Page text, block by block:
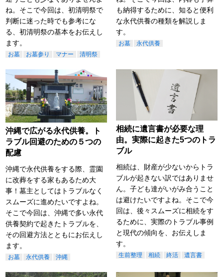
ね。そこで今回は、初清明祭で
判断に迷った時でも参考にな
る、初清明祭の基本をお伝えし
ます。
お墓 お墓参り マナー 清明祭
も納得するために、知ると便利
な永代供養の種類を解説しま
す。
お墓 永代供養
沖縄で広がる永代供養。ト
ラブル回避のための５つの
配慮
沖縄で永代供養をする際、霊園
に改葬をする家もあるため大
事！墓主としてはトラブルなく
スムーズに進めたいですよね。
そこで今回は、沖縄で多い永代
供養契約で起きたトラブルを、
その回避方法とともにお伝えし
ます。
お墓 永代供養 沖縄
相続に遺言書が必要な理
由。実際に起きた5つのトラ
ブル
相続は、財産が少ないからトラ
ブルが起きない訳ではありませ
ん。子ども達がいがみ合うこと
は避けたいですよね。そこで今
回は、後々スムーズに相続をす
るために、実際のトラブル事例
と現代の傾向を、お伝えしま
す。
生前整理 相続 終活 遺言書